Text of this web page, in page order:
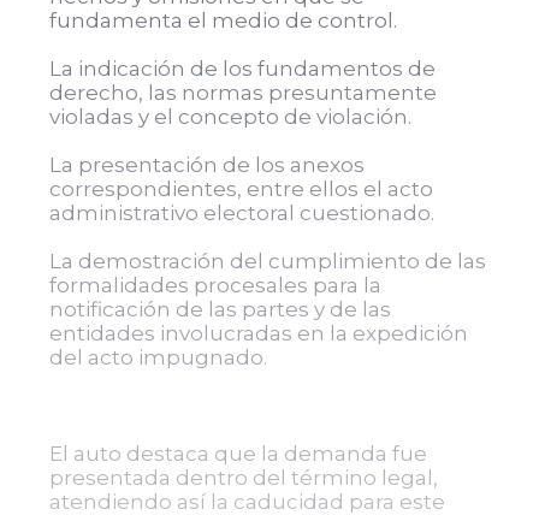
fundamenta el medio de control.
La indicación de los fundamentos de
derecho, las normas presuntamente
violadas y el concepto de violación.
La presentación de los anexos
correspondientes, entre ellos el acto
administrativo electoral cuestionado.
La demostración del cumplimiento de las
formalidades procesales para la
notificación de las partes y de las
entidades involucradas en la expedición
del acto impugnado.
El auto destaca que la demanda fue
presentada dentro del término legal,
atendiendo así la caducidad para este